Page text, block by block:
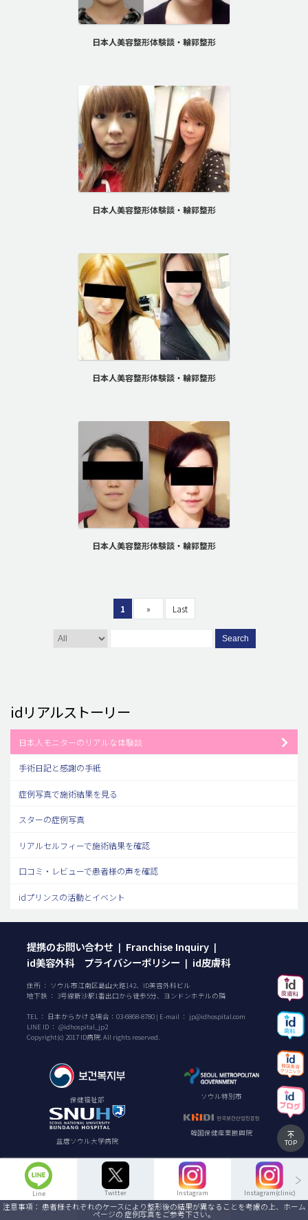
日本人美容整形体験談・輪郭整形
日本人美容整形体験談・輪郭整形
日本人美容整形体験談・輪郭整形
日本人美容整形体験談・輪郭整形
1 » Last
Search
idリアルストーリー
日本人モニターのリアルな体験談
手術日記と感謝の手紙
症例写真で施術結果を見る
スターの症例写真
リアルセルフィーで施術結果を確認
口コミ・レビューで患者様の声を確認
idプリンスの活動とイベント
Line Twitter Instagram Instagram(clinic)
提携のお問い合わせ | Franchise Inquiry |
id美容外科 プライバシーポリシー | id皮膚科
住所 ： ソウル市江南区島山大路142、ID美容外科ビル
地下鉄 ： 3号線新沙駅1番出口から徒歩5分、ヨンドンホテルの隣
TEL ： 日本からかける場合： 03-6868-8780 | E-mail ： jp@idhospital.com
LINE ID ： @idhospital_jp2
Copyright(c) 2017 ID病院. All rights reserved.
保健福祉部 ソウル特別市
盆唐ソウル大学病院
韓国保健産業振興院
TOP
注意事項： 患者様それぞれのケースにより整形後の結果が異なることを考慮の上、ホーム
ページの 症例写真をご参考下さい。